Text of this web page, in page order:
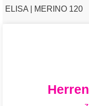
ELISA | MERINO 120